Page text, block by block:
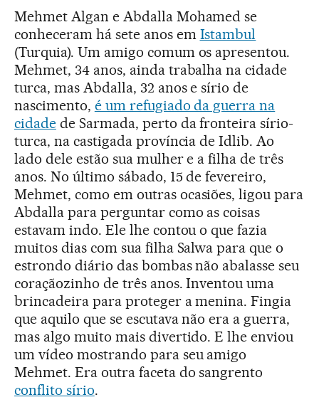
Mehmet Algan e Abdalla Mohamed se
conheceram há sete anos em Istambul
(Turquia). Um amigo comum os apresentou.
Mehmet, 34 anos, ainda trabalha na cidade
turca, mas Abdalla, 32 anos e sírio de
nascimento, é um refugiado da guerra na
cidadede Sarmada, perto da fronteira sírio-
turca, na castigada província de Idlib. Ao
lado dele estão sua mulher e a filha de três
anos. No último sábado, 15 de fevereiro,
Mehmet, como em outras ocasiões, ligou para
Abdalla para perguntar como as coisas
estavam indo. Ele lhe contou o que fazia
muitos dias com sua filha Salwa para que o
estrondo diário das bombas não abalasse seu
coraçãozinho de três anos. Inventou uma
brincadeira para proteger a menina. Fingia
que aquilo que se escutava não era a guerra,
mas algo muito mais divertido. E lhe enviou
um vídeo mostrando para seu amigo
Mehmet. Era outra faceta do sangrento
conflito sírio.